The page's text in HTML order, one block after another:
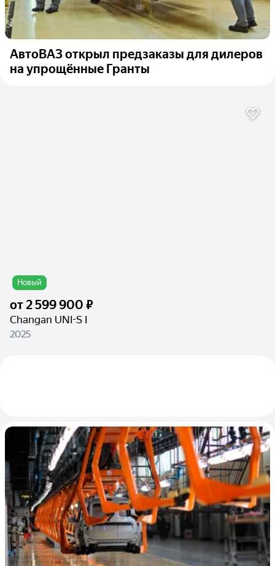
АвтоВАЗ открыл предзаказы для дилеров
на упрощённые Гранты
Новый
от2 599 900 ₽
Changan UNI-S I
2025